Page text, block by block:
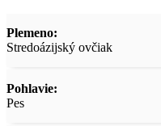
Plemeno:
Stredoázijský ovčiak
Pohlavie:
Pes